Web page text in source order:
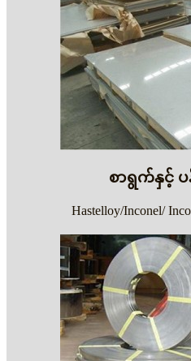
စာရွက်နှင့် ပ
Hastelloy/Inconel/